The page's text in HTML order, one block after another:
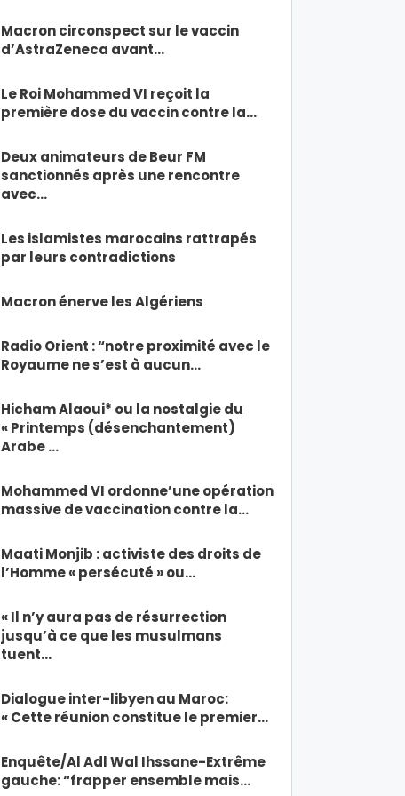
Macron circonspect sur le vaccin
d’AstraZeneca avant…
Le Roi Mohammed VI reçoit la
première dose du vaccin contre la…
Deux animateurs de Beur FM
sanctionnés après une rencontre
avec…
Les islamistes marocains rattrapés
par leurs contradictions
Macron énerve les Algériens
Radio Orient : “notre proximité avec le
Royaume ne s’est à aucun…
Hicham Alaoui* ou la nostalgie du
« Printemps (désenchantement)
Arabe …
Mohammed VI ordonne’une opération
massive de vaccination contre la…
Maati Monjib : activiste des droits de
l’Homme « persécuté » ou…
« Il n’y aura pas de résurrection
jusqu’à ce que les musulmans
tuent…
Dialogue inter-libyen au Maroc:
« Cette réunion constitue le premier…
Enquête/Al Adl Wal Ihssane-Extrême
gauche: “frapper ensemble mais…